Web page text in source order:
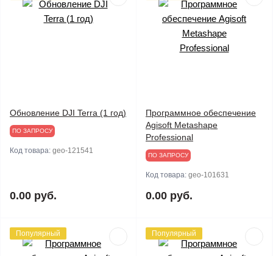
Обновление DJI Terra (1 год)
ПО ЗАПРОСУ
Код товара: geo-121541
0.00 руб.
Программное обеспечение
Agisoft Metashape
Professional
ПО ЗАПРОСУ
Код товара: geo-101631
0.00 руб.
Популярный Популярный